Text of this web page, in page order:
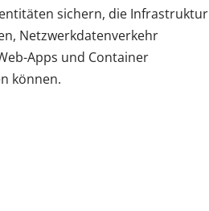
sichern, die Infrastruktur
Netzwerkdatenverkehr
Apps und Container
können.